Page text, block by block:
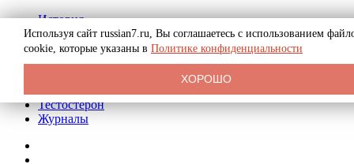
История
Биография
Криминал
Реклама на сайте
Тестостерон
Журналы
Используя сайт russian7.ru, Вы соглашаетесь с использованием
cookie, которые указаны в Политике конфиденциальности
ХОРОШО